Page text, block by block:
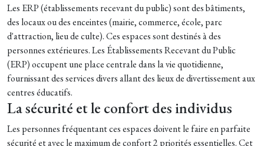
Les ERP (établissements recevant du public) sont des bâtiments,
des locaux ou des enceintes (mairie, commerce, école, parc
d'attraction, lieu de culte). Ces espaces sont destinés à des
personnes extérieures. Les Établissements Recevant du Public
(ERP) occupent une place centrale dans la vie quotidienne,
fournissant des services divers allant des lieux de divertissement aux
centres éducatifs.
La sécurité et le confort des individus
Les personnes fréquentant ces espaces doivent le faire en parfaite
sécurité et avec le maximum de confort 2 priorités essentielles. Cet